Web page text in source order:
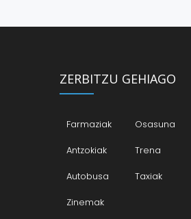
ZERBITZU GEHIAGO
Farmaziak
Osasuna
Antzokiak
Trena
Autobusa
Taxiak
Zinemak